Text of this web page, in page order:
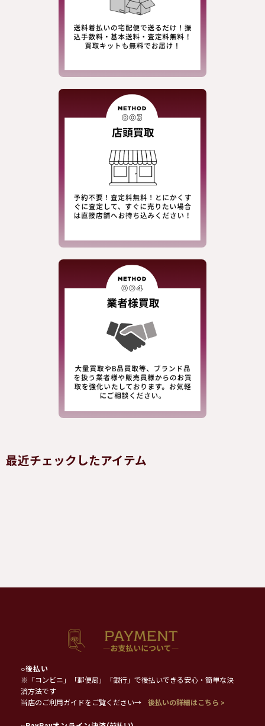
最近チェックしたアイテム
○後払い
※「コンビニ」「郵便局」「銀行」で後払いできる安心・簡単な決
済方法です
当店のご利用ガイドをご覧ください→
後払いの詳細はこちら >